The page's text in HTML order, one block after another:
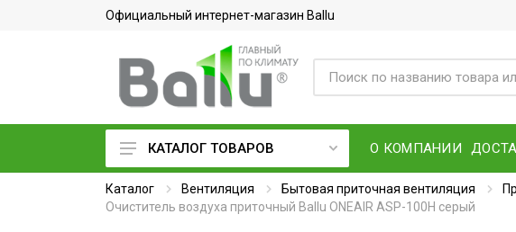
Официальный интернет-магазин Ballu
Кондиционеры воздуха
КАТАЛОГ ТОВАРОВ О КОМПАНИИ
Каталог Вентиляция Бытовая приточная вентиляция
Очиститель воздуха приточный Ballu ONEAIR ASP-100H серый